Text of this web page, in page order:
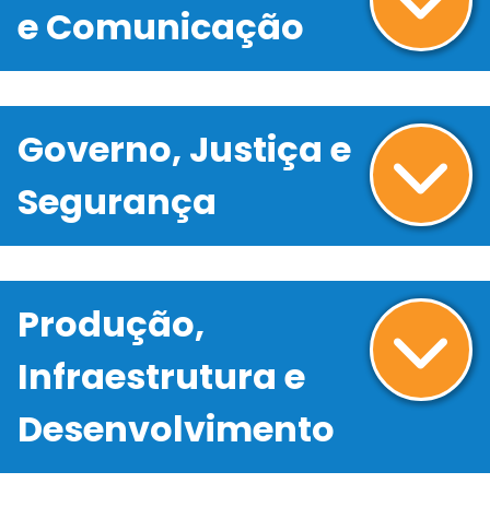
e Comunicação
Governo, Justiça e
Segurança
Produção,
Infraestrutura e
Desenvolvimento